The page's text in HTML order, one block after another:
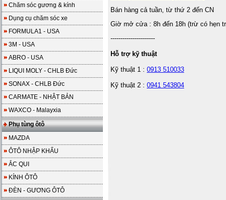
Chăm sóc gương & kính
Dụng cụ chăm sóc xe
FORMULA1 - USA
3M - USA
ABRO - USA
LIQUI MOLY - CHLB Đức
SONAX - CHLB Đức
CARMATE - NHẬT BẢN
WAXCO - Malayxia
Phụ tùng ôtô
MAZDA
ÔTÔ NHẬP KHẨU
ẮC QUI
KÍNH ÔTÔ
ĐÈN - GƯƠNG ÔTÔ
Bán hàng cả tuần, từ thứ 2 đến CN
Giờ mở cửa : 8h đến 18h (trừ có hẹn
----------------------
Hỗ trợ kỹ thuật
Kỹ thuật 1 : 0913 510033
Kỹ thuật 2 : 0941 543804